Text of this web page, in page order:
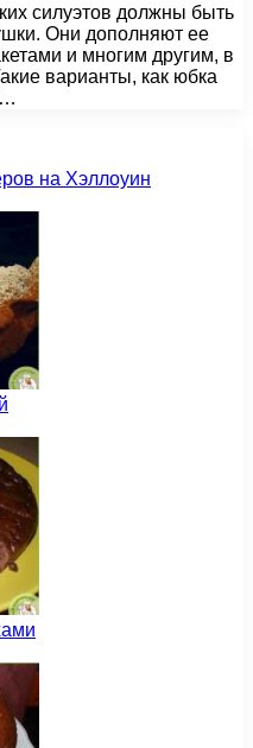
силуэтов должны быть
Они дополняют ее
и многим другим, в
варианты, как юбка
на Хэллоуин